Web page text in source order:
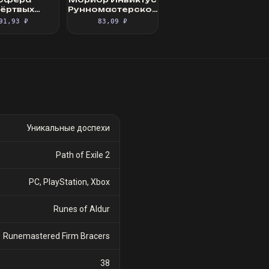
₽
Рунномастерское
Великолепное
83,09 ₽
Уникальные доспехи
Path of Exile 2
PC, PlayStation, Xbox
Runes of Aldur
Runemastered Firm Bracers
38